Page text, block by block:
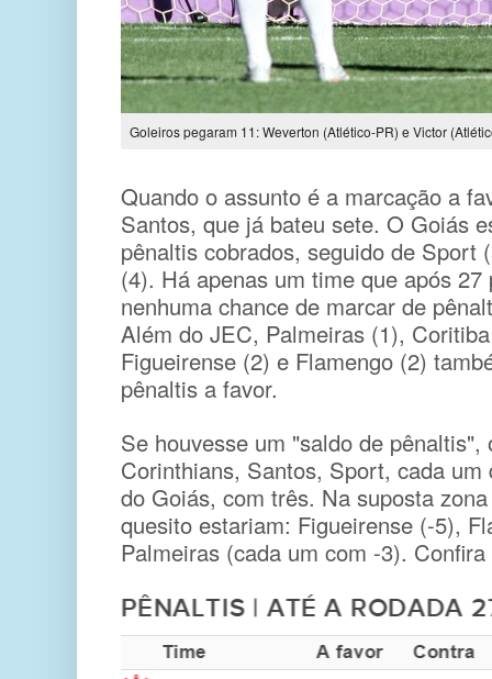
Goleiros pegaram 11: Weverton (Atlético-PR) e Victor
Quando o assunto é a marcação a
Santos, que já bateu sete. O Goiás
pênaltis cobrados, seguido de
(4). Há apenas um time que após
nenhuma chance de marcar de
Além do JEC, Palmeiras (1),
Figueirense (2) e Flamengo (2)
pênaltis a favor.
Se houvesse um "saldo de
Corinthians, Santos, Sport, cada
do Goiás, com três. Na suposta
quesito estariam: Figueirense (-5),
Palmeiras (cada um com -3).